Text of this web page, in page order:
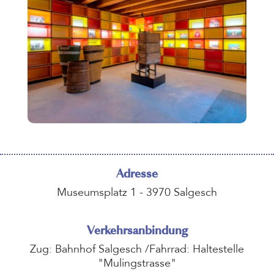
Adresse
Museumsplatz 1 - 3970 Salgesch
Verkehrsanbindung
Zug: Bahnhof Salgesch /Fahrrad: Haltestelle
"Mulingstrasse"